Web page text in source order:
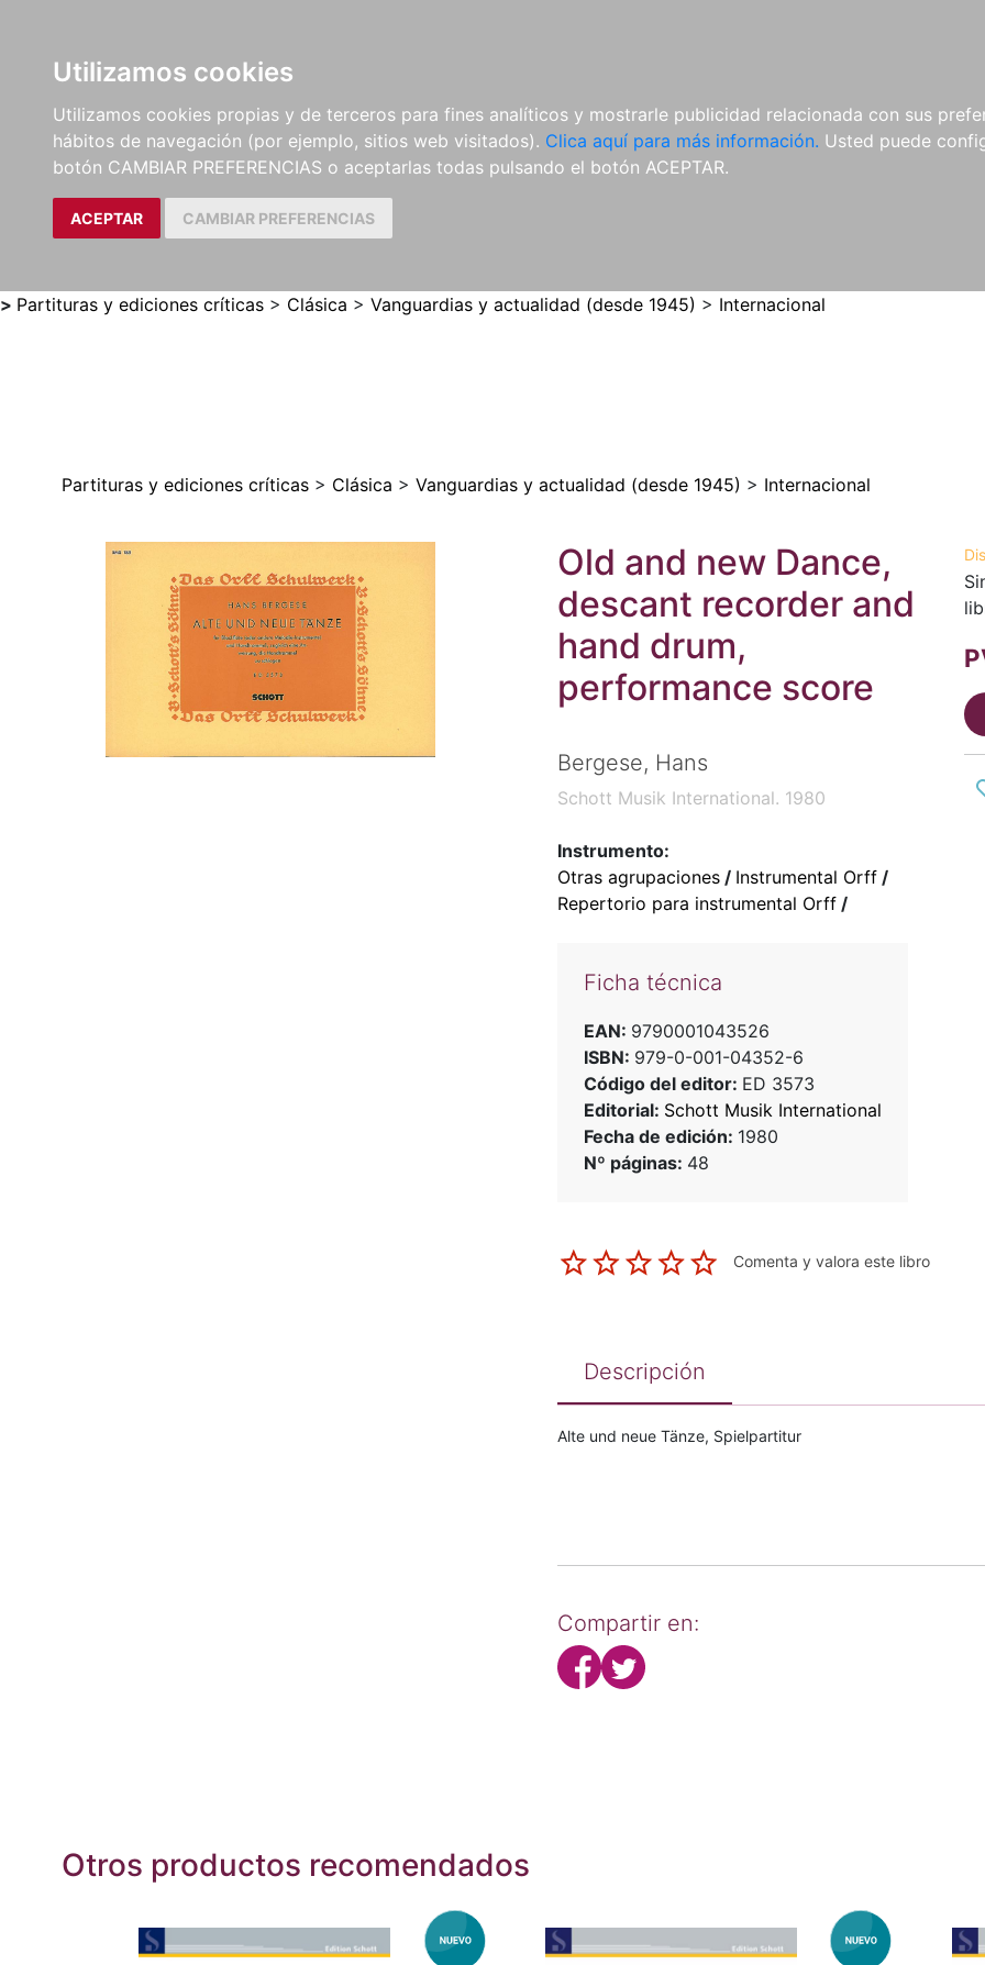
Utilizamos cookies
Utilizamos cookies propias y de terceros para fines analíticos y mostrarle publicidad relacionada con sus
hábitos de navegación (por ejemplo, sitios web visitados). Clica aquí para más información. Usted puede
botón CAMBIAR PREFERENCIAS o aceptarlas todas pulsando el botón ACEPTAR.
ACEPTAR CAMBIAR PREFERENCIAS
LIBROS
MÉTODOS Y
EJERCICIOS
PARTITURAS Y EDICIONES
CRÍTICAS
REVISTAS
CDS Y
DVDS
MATERIAL
COMPLEMENTARIO
> Partituras y ediciones críticas > Clásica > Vanguardias y actualidad (desde 1945) > Internacional
Partituras y ediciones críticas > Clásica > Vanguardias y actualidad (desde 1945) > Internacional
Old and new Dance,
descant recorder and
hand drum,
performance score
Bergese, Hans
Schott Musik International. 1980
Instrumento:
Otras agrupaciones/ Instrumental Orff/
Repertorio para instrumental Orff/
Ficha técnica
EAN: 9790001043526
ISBN: 979-0-001-04352-6
Código del editor: ED 3573
Editorial: Schott Musik International
Fecha de edición: 1980
Nº páginas: 48
Comenta y valora este libro
Descripción
Alte und neue Tänze, Spielpartitur
Compartir en:
Otros productos recomendados